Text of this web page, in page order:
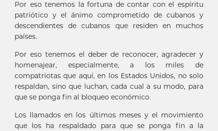
Por eso tenemos la fortuna de contar con el espíritu
patriótico y el ánimo comprometido de cubanos y
descendientes de cubanos que residen en muchos
países.
Por eso tenemos el deber de reconocer, agradecer y
homenajear, especialmente, a los miles de
compatriotas que aquí, en los Estados Unidos, no solo
respaldan, sino que luchan, cada cual a su modo, para
que se ponga fin al bloqueo económico.
Los llamados en los últimos meses y el movimiento
que los ha respaldado para que se ponga fin a la